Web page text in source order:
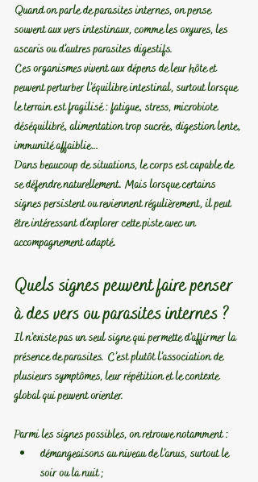
Quand on parle de parasites internes, on pense
souvent aux vers intestinaux, comme les oxyures, les
ascaris ou d’autres parasites digestifs.
Ces organismes vivent aux dépens de leur hôte et
peuvent perturber l’équilibre intestinal, surtout lorsque
le terrain est fragilisé : fatigue, stress, microbiote
déséquilibré, alimentation trop sucrée, digestion lente,
immunité affaiblie…
Dans beaucoup de situations, le corps est capable de
se défendre naturellement. Mais lorsque certains
signes persistent ou reviennent régulièrement, il peut
être intéressant d’explorer cette piste avec un
accompagnement adapté.
Quels signes peuvent faire penser
à des vers ou parasites internes ?
Il n’existe pas un seul signe qui permette d’affirmer la
présence de parasites. C’est plutôt l’association de
plusieurs symptômes, leur répétition et le contexte
global qui peuvent orienter.
Parmi les signes possibles, on retrouve notamment :
démangeaisons au niveau de l’anus, surtout le
soir ou la nuit ;